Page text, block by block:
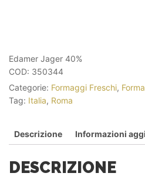
Edamer Jager 40%
COD: 350344
Categorie: Formaggi Freschi,
Tag: Italia, Roma
Descrizione Informazioni
DESCRIZIONE